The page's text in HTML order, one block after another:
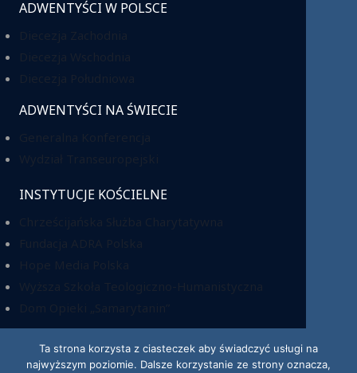
ADWENTYŚCI W POLSCE
ADWENTYŚCI NA ŚWIECIE
INSTYTUCJE KOŚCIELNE
Ta strona korzysta z ciasteczek aby świadczyć usługi na
najwyższym poziomie. Dalsze korzystanie ze strony oznacza,